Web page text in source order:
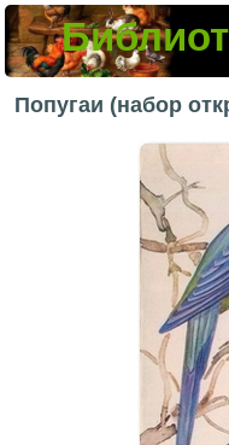
Попугаи (набор